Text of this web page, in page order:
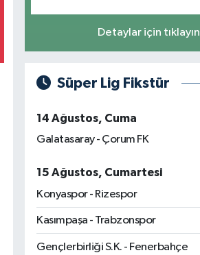
Detaylar için tıklayın
Süper Lig Fikstür
14 Ağustos, Cuma
Galatasaray - Çorum FK
15 Ağustos, Cumartesi
Konyaspor - Rizespor
Kasımpaşa - Trabzonspor
Gençlerbirliği S.K. - Fenerbahçe